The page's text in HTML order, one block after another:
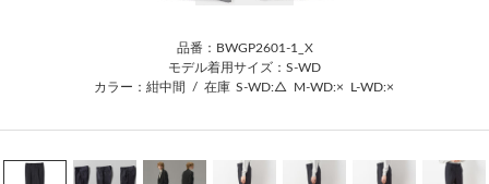
品番：BWGP2601-1_X
モデル着用サイズ：S-WD
カラー：紺中間
/ 在庫 S-WD:△ M-WD:× L-WD:×